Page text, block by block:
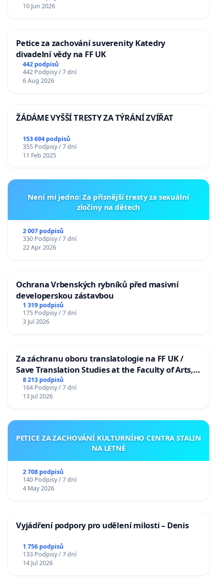
10 Jun 2026
Petice za zachování suverenity Katedry
divadelní vědy na FF UK
442 podpisů
442 Podpisy / 7 dní
6 Aug 2026
ŽÁDÁME VYŠŠÍ TRESTY ZA TÝRÁNÍ ZVÍŘAT
153 694 podpisů
355 Podpisy / 7 dní
11 Feb 2025
Není mi jedno: Za přísnější tresty za sexuální
zločiny na dětech
2 007 podpisů
330 Podpisy / 7 dní
22 Apr 2026
Ochrana Vrbenských rybníků před masivní
developerskou zástavbou
1 319 podpisů
175 Podpisy / 7 dní
3 Jul 2026
Za záchranu oboru translatologie na FF UK /
Save Translation Studies at the Faculty of Arts,
Charles University
8 213 podpisů
164 Podpisy / 7 dní
13 Jul 2026
PETICE ZA ZACHOVÁNÍ KULTURNÍHO CENTRA STALIN
NA LETNÉ
2 708 podpisů
140 Podpisy / 7 dní
4 May 2026
Vyjádření podpory pro udělení milosti – Denis
1 756 podpisů
133 Podpisy / 7 dní
14 Jul 2026